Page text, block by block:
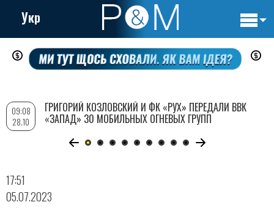
Перейти
содержанию
Укр
17:51
05.07.2023
09:08
28.10
ГРИГОРИЙ КОЗЛОВСКИЙ И ФК «РУХ» ПЕРЕДАЛИ ВВК
«ЗАПАД» 30 МОБИЛЬНЫХ ОГНЕВЫХ ГРУПП